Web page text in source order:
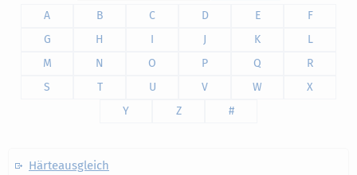
A
B C D E
F
G
H I J K
L
M
N O P Q
R
S
T U V W
X
Y
Z #
Härteausgleich